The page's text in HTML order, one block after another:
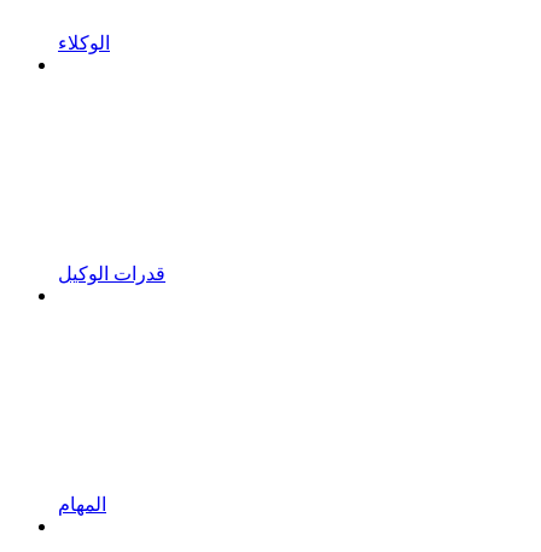
الوكلاء
قدرات الوكيل
المهام